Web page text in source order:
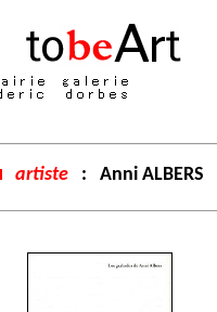
artiste : Anni ALBERS